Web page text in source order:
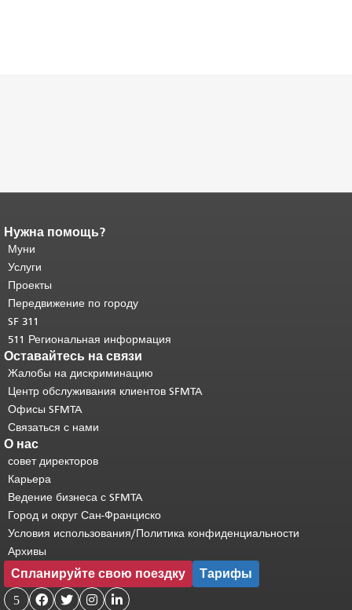
Конец содержимого
страницы.
страницы повторяется на каждой
странице.
основного содержимого .
Нужна помощь?
Муни
Услуги
Проекты
Передвижение по городу
SF 311
511 Региональная информация
Оставайтесь на связи
Жалобы на дискриминацию
Центр обслуживания клиентов SFMTA
Офисы SFMTA
Связаться с нами
О нас
совет директоров
Карьера
Ведение бизнеса с SFMTA
Город и округ Сан-Франциско
Условия использования/Политика конфиденциальности
Архивы
Спланируйте свою поездку Тарифы
5    